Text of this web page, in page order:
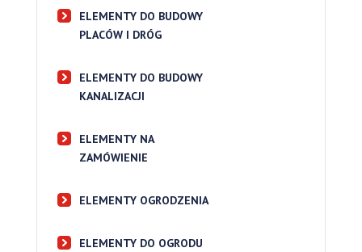
ELEMENTY DO BUDOWY
PLACÓW I DRÓG
ELEMENTY DO BUDOWY
KANALIZACJI
ELEMENTY NA
ZAMÓWIENIE
ELEMENTY OGRODZENIA
ELEMENTY DO OGRODU